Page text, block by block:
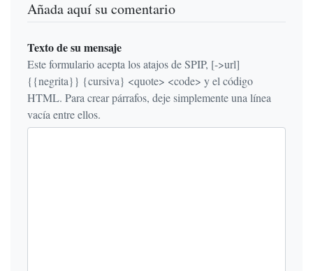
Añada aquí su comentario
Texto de su mensaje
Este formulario acepta los atajos de SPIP, [->url]
{{negrita}} {cursiva} <quote> <code> y el código
HTML. Para crear párrafos, deje simplemente una línea
vacía entre ellos.